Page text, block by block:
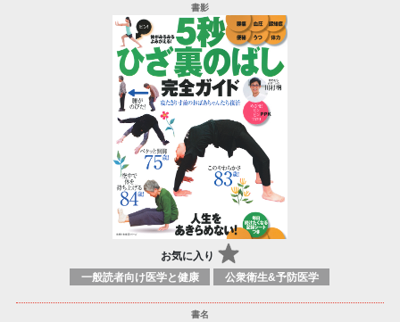
お気に入り
一般読者向け医学と健康 公衆衛生&予防医学